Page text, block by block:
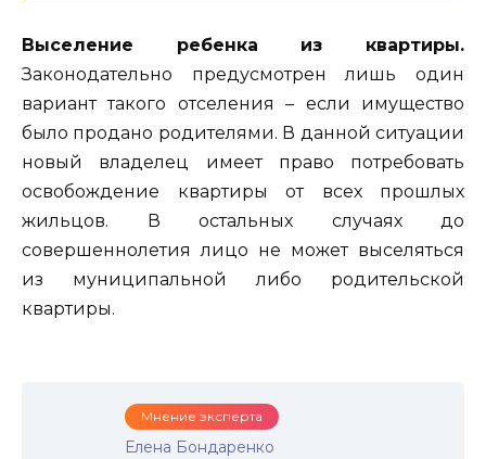
Выселение ребенка из квартиры.
Законодательно предусмотрен лишь один
вариант такого отселения – если имущество
было продано родителями. В данной ситуации
новый владелец имеет право потребовать
освобождение квартиры от всех прошлых
жильцов. В остальных случаях до
совершеннолетия лицо не может выселяться
из муниципальной либо родительской
квартиры.
Мнение эксперта
Елена Бондаренко